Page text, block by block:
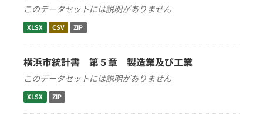
このデータセットには説明がありません
XLSX CSV ZIP
横浜市統計書 第５章 製造業及び工業
このデータセットには説明がありません
XLSX ZIP